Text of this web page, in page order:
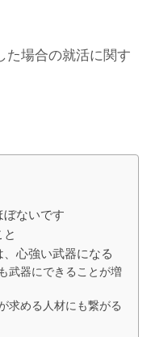
た場合の就活に関す
ぼないです
心強い武器になる
武器にできることが増
求める人材にも繋がる